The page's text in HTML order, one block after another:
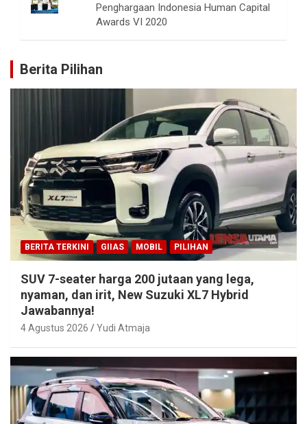
Penghargaan Indonesia Human Capital
Awards VI 2020
Berita Pilihan
BERITA TERKINI GIIAS MOBIL PILIHAN
SUV 7-seater harga 200 jutaan yang lega,
nyaman, dan irit, New Suzuki XL7 Hybrid
Jawabannya!
4 Agustus 2026 Yudi Atmaja